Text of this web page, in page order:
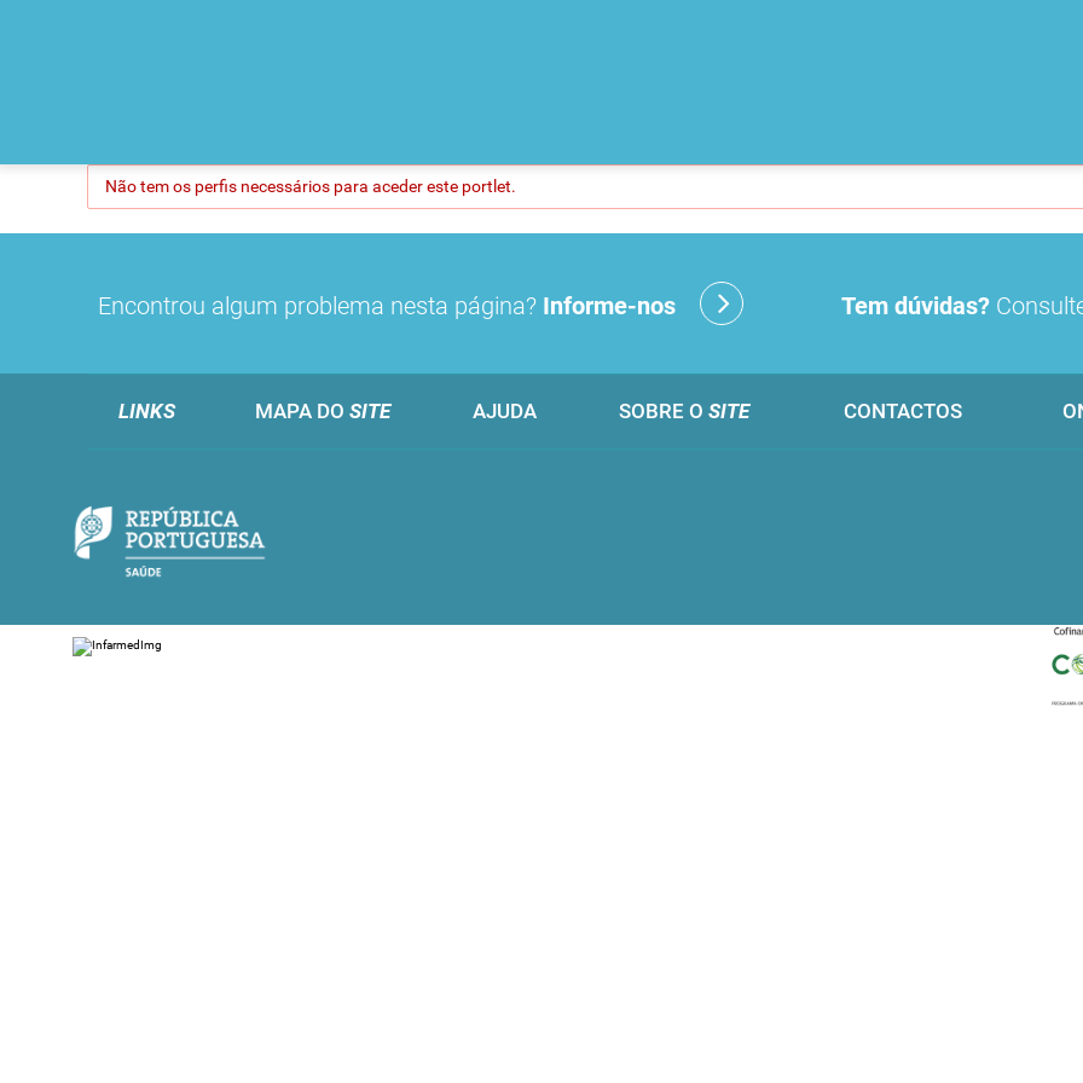
Não tem os perfis necessários para aceder este portlet.
Encontrou algum problema nesta página? Informe-nos Tem dúvidas?
LINKS MAPA DO SITE AJUDA SOBRE O SITE CONTACTOS